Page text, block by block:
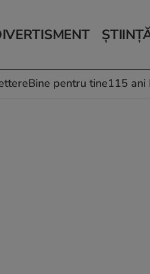
și Filme
Bine pentru tine115 ani